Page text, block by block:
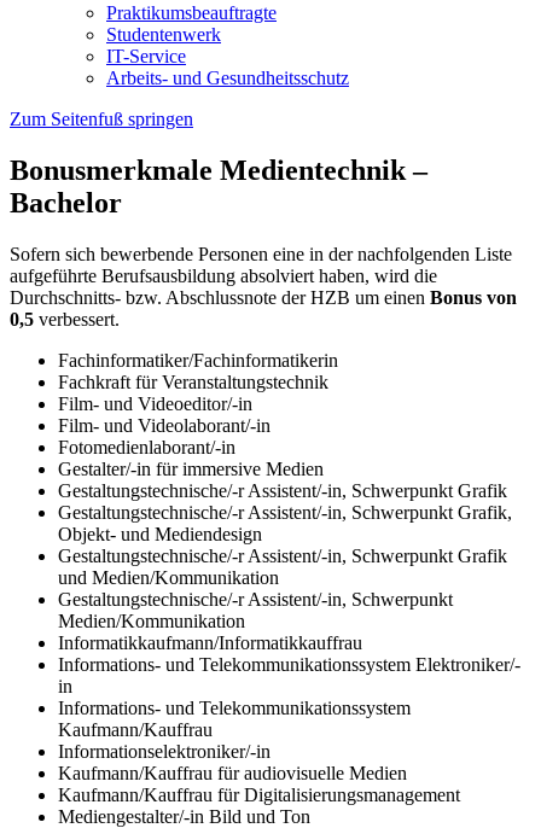
Praktikumsbeauftragte
Studentenwerk
IT-Service
Arbeits- und Gesundheitsschutz
Zum Seitenfuß springen
Bonusmerkmale Medientechnik –
Bachelor
Sofern sich bewerbende Personen eine in der nachfolgenden Liste
aufgeführte Berufsausbildung absolviert haben, wird die
Durchschnitts- bzw. Abschlussnote der HZB um einen Bonus von
0,5 verbessert.
Fachinformatiker/Fachinformatikerin
Fachkraft für Veranstaltungstechnik
Film- und Videoeditor/-in
Film- und Videolaborant/-in
Fotomedienlaborant/-in
Gestalter/-in für immersive Medien
Gestaltungstechnische/-r Assistent/-in, Schwerpunkt Grafik
Gestaltungstechnische/-r Assistent/-in, Schwerpunkt Grafik,
Objekt- und Mediendesign
Gestaltungstechnische/-r Assistent/-in, Schwerpunkt Grafik
und Medien/Kommunikation
Gestaltungstechnische/-r Assistent/-in, Schwerpunkt
Medien/Kommunikation
Informatikkaufmann/Informatikkauffrau
Informations- und Telekommunikationssystem Elektroniker/-
in
Informations- und Telekommunikationssystem
Kaufmann/Kauffrau
Informationselektroniker/-in
Kaufmann/Kauffrau für audiovisuelle Medien
Kaufmann/Kauffrau für Digitalisierungsmanagement
Mediengestalter/-in Bild und Ton